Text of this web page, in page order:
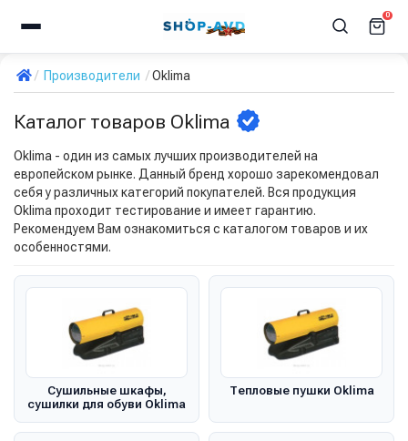
0
Производители Oklima
Каталог товаров Oklima
Oklima - один из самых лучших производителей на
европейском рынке. Данный бренд хорошо зарекомендовал
себя у различных категорий покупателей. Вся продукция
Oklima проходит тестирование и имеет гарантию.
Рекомендуем Вам ознакомиться с каталогом товаров и их
особенностями.
Сушильные шкафы,
сушилки для обуви Oklima
Тепловые пушки Oklima